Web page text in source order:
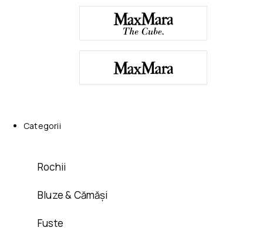
Categorii
Rochii
Bluze & Cămăși
Fuste